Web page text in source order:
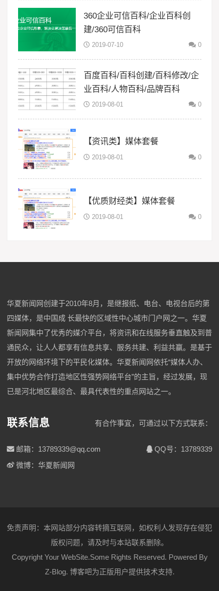
360企业可信百科/企业百科创
建/360可信百科
2019-07-10 0
百度百科/百科创建/百科修改/企
业百科/人物百科/品牌百科
2019-08-01 0
【资讯类】媒体套餐
2019-08-01 0
【优质财经类】媒体套餐
2019-08-01 0
华夏新闻网创建于2010年8月，是继报纸、电台、电视台后的第
四媒体，是中国成 长最快的区域性中心城市门户网之一。华夏
新闻网集中了优秀的媒介平台，将资讯和在线服务垂直触及到普
通民众，让人人都享有信息共享、服务共建、利益共赢。是基于
开放的网络环境下的平民化媒体。华夏新闻网依托“媒体人办、
集中优势合作打造地区性强势网络平台”的主旨，经过发展，现
已是河北地区最综合、最具代表性的重点网站之一。
联系信息 有合作事宜，可通过以下方式联系：
邮箱：13789339@qq.com
QQ号：13789339
微博：华夏新闻网
免责声明：本网站部分内容转摘互联网，如权利人发现存在侵犯
版权问题，请及时与本站联系删除。
Copyright Your WebSite.Some Rights Reserved. Powered By
Z-Blog. 博客吧为正版用户提供技术支持.